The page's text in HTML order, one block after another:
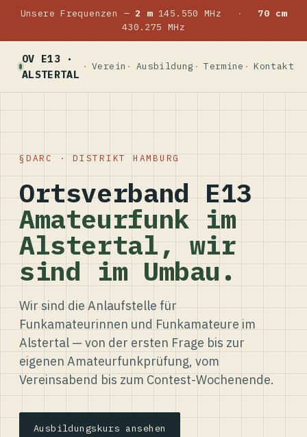
Unsere Frequenzen — 2 m145.550 MHz ·
70 cm
430.275 MHz
OV E13 ·
ALSTERTAL
Verein Ausbildung Termine Kontakt
DARC · DISTRIKT HAMBURG
Ortsverband E13
Amateurfunk im
Alstertal, wir
sind im Umbau.
Wir sind die Anlaufstelle für
Funkamateurinnen und Funkamateure im
Alstertal — von der ersten Frage bis zur
eigenen Amateurfunkprüfung, vom
Vereinsabend bis zum Contest-Wochenende.
Ausbildungskurs ansehen